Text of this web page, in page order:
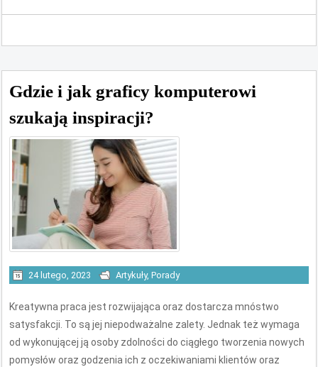
Gdzie i jak graficy komputerowi
szukają inspiracji?
24 lutego, 2023 Artykuły,Porady
Kreatywna praca jest rozwijająca oraz dostarcza mnóstwo
satysfakcji. To są jej niepodważalne zalety. Jednak też wymaga
od wykonującej ją osoby zdolności do ciągłego tworzenia nowych
pomysłów oraz godzenia ich z oczekiwaniami klientów oraz